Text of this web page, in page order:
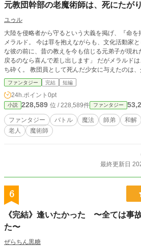
ん。 ※完全なハッピーエンド
元教団幹部の老魔術師は、死にたが
ユゥル
大陸を侵略者から守るという大義を掲げ、『命
メラルド。 今は罪を抱えながらも、文化活動家とし
な彼の前に、昔の教えを今も信じる元弟子が現れた。 「私の命で、師匠
戻るのなら喜んで差し出します」 だがメラルドは、それを拡大自殺と断じて打
ち砕く。 教団員として死んだ少女に与えたのは、介錯ではなく冒険者登録。そ
して、戦場で生き残るための、地味で残酷な訓練だった。 死に意味
子と、死に意味などないと知った師。 これは、最
る技術を教え直す物語。
ファンタジー 完結 短編
24h.ポイント 0pt
小説 228,589 位 / 228,589件 ファンタジー
ファンタジー バトル 魔法 師弟 和解
老人
魔術師
最終更新日
6
《完結》逢いたかった 〜全ては事
た〜
ぜらちん黒糖